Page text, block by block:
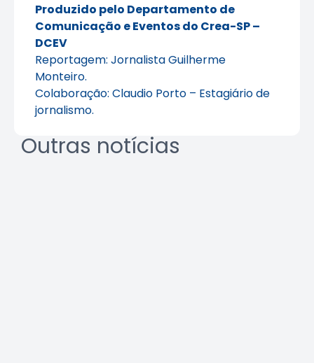
Produzido pelo Departamento de
Comunicação e Eventos do Crea-SP –
DCEV
Reportagem: Jornalista Guilherme
Monteiro.
Colaboração: Claudio Porto – Estagiário de
jornalismo.
Outras notícias